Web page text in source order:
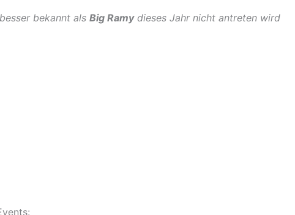
bekannt als Big Ramydieses Jahr nicht antreten wird